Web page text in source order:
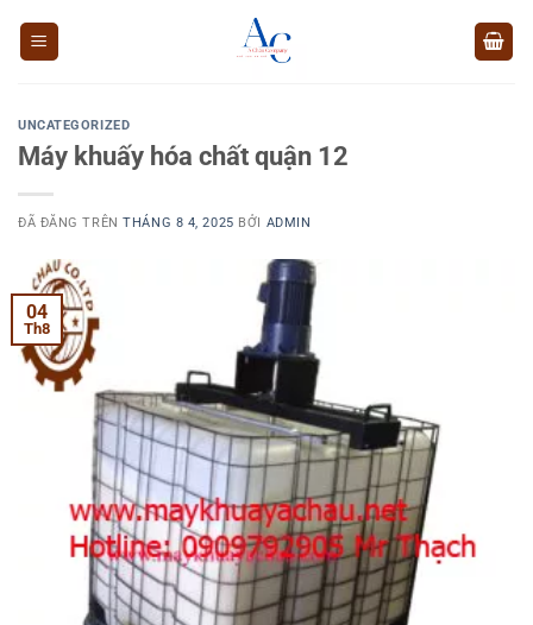
UNCATEGORIZED
Máy khuấy hóa chất quận 12
ĐÃ ĐĂNG TRÊNTHÁNG 8 4, 2025 BỞI ADMIN
04
Th8